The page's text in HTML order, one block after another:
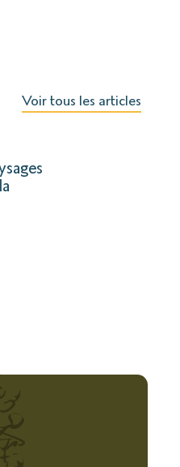
Voir tous les articles